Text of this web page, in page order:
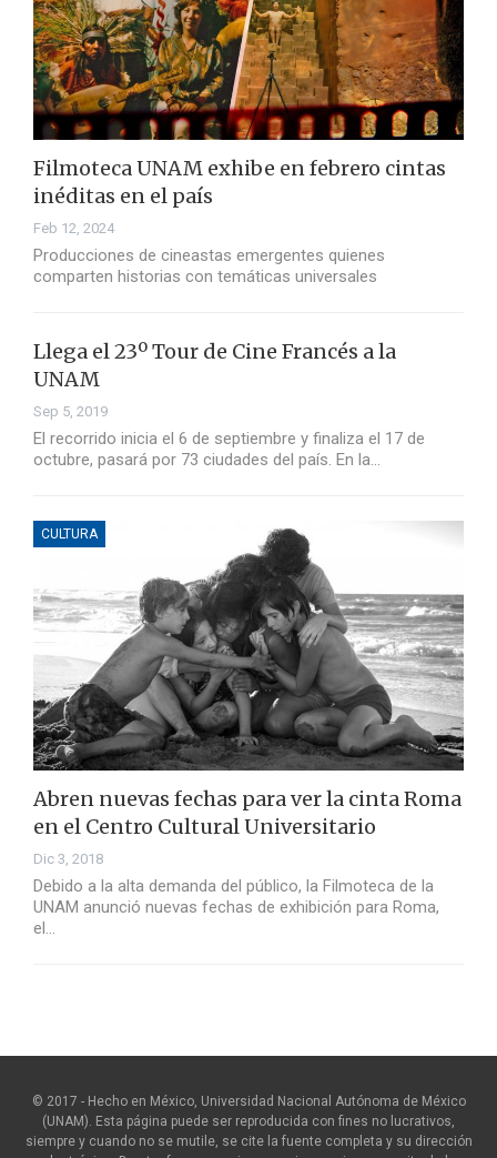
Filmoteca UNAM exhibe en febrero cintas
inéditas en el país
Feb 12, 2024
Producciones de cineastas emergentes quienes
comparten historias con temáticas universales
Llega el 23º Tour de Cine Francés a la
UNAM
Sep 5, 2019
El recorrido inicia el 6 de septiembre y finaliza el 17 de
octubre, pasará por 73 ciudades del país. En la…
CULTURA
Abren nuevas fechas para ver la cinta Roma
en el Centro Cultural Universitario
Dic 3, 2018
Debido a la alta demanda del público, la Filmoteca de la
UNAM anunció nuevas fechas de exhibición para Roma,
el…
© 2017 - Hecho en México, Universidad Nacional Autónoma de México
(UNAM). Esta página puede ser reproducida con fines no lucrativos,
siempre y cuando no se mutile, se cite la fuente completa y su dirección